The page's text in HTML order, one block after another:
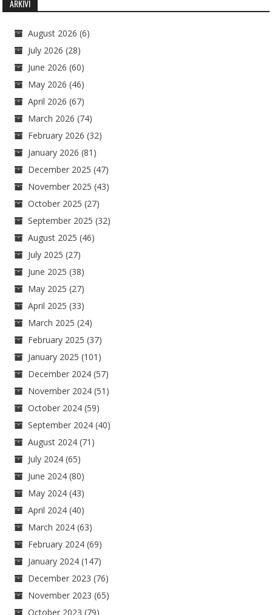
ARKIVI
August 2026 (6)
July 2026 (28)
June 2026 (60)
May 2026 (46)
April 2026 (67)
March 2026 (74)
February 2026 (32)
January 2026 (81)
December 2025 (47)
November 2025 (43)
October 2025 (27)
September 2025 (32)
August 2025 (46)
July 2025 (27)
June 2025 (38)
May 2025 (27)
April 2025 (33)
March 2025 (24)
February 2025 (37)
January 2025 (101)
December 2024 (57)
November 2024 (51)
October 2024 (59)
September 2024 (40)
August 2024 (71)
July 2024 (65)
June 2024 (80)
May 2024 (43)
April 2024 (40)
March 2024 (63)
February 2024 (69)
January 2024 (147)
December 2023 (76)
November 2023 (65)
October 2023 (79)